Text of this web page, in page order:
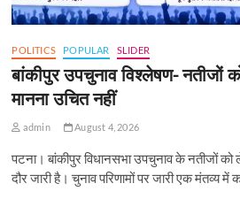
POLITICS POPULAR SLIDER
बांकीपुर उपचुनाव विश्लेषण- नतीजों
मानना उचित नहीं
admin August 4, 2026
पटना। बांकीपुर विधानसभा उपचुनाव के नतीजों
दौर जारी है। चुनाव परिणामों पर जारी एक मंतव्य में